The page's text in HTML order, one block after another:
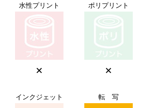
水性プリント ポリプリント
× ×
インクジェット 転 写